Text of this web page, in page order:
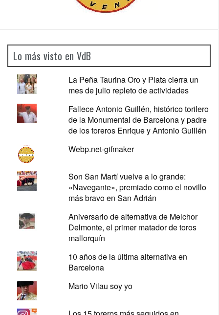
Lo más visto en VdB
La Peña Taurina Oro y Plata cierra un
mes de julio repleto de actividades
Fallece Antonio Guillén, histórico torilero
de la Monumental de Barcelona y padre
de los toreros Enrique y Antonio Guillén
Webp.net-gifmaker
Son San Martí vuelve a lo grande:
«Navegante», premiado como el novillo
más bravo en San Adrián
Aniversario de alternativa de Melchor
Delmonte, el primer matador de toros
mallorquín
10 años de la última alternativa en
Barcelona
Mario Vilau soy yo